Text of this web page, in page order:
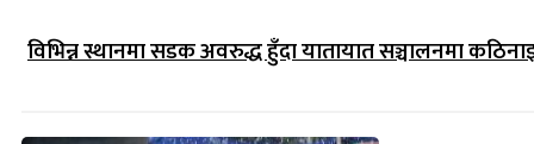
विभिन्न स्थानमा सडक अवरुद्ध हुँदा यातायात सञ्चालनमा